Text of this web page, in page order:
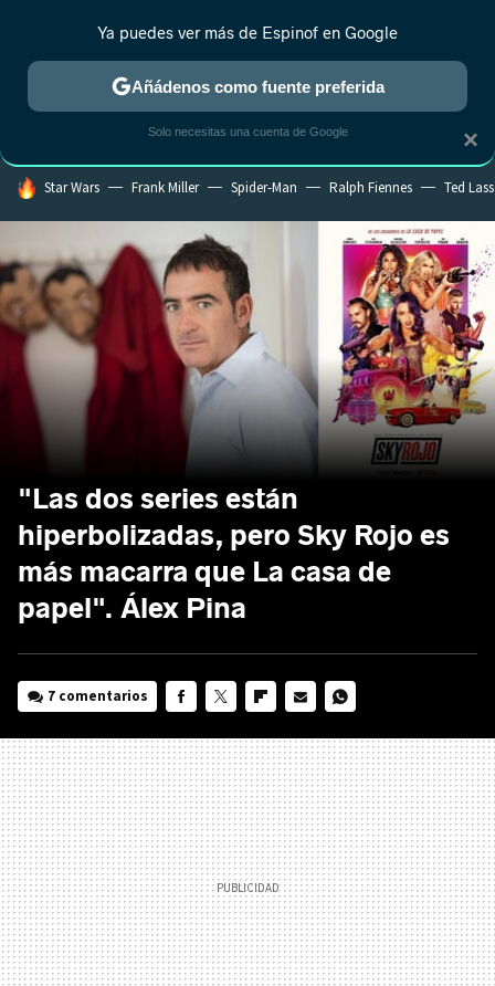
ESTRENOS REALITY ANIME RANKINGS CINE
HOY SE HABLA DE
Star Wars Frank Miller Spider-Man Ralph Fiennes Ted
"Las dos series están
hiperbolizadas, pero Sky Rojo es
más macarra que La casa de
papel". Álex Pina
7 comentarios
MAIL
×
Ya puedes ver más de Espinof en Google
Añádenos como fuente preferida
Solo necesitas una cuenta de Google